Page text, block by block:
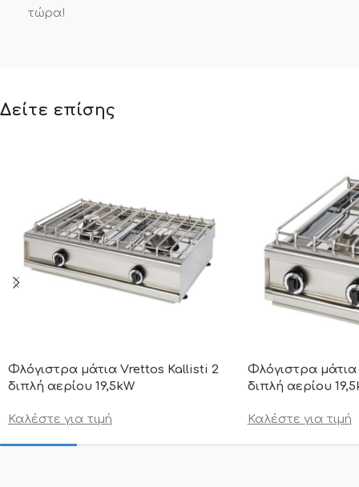
τώρα!
Δείτε επίσης
Φλόγιστρα μάτια Vrettos Kallisti 2
διπλή αερίου 19,5kW
Καλέστε για τιμή
Φλόγιστρα
διπλή αερίου
Καλέστε για τιμή